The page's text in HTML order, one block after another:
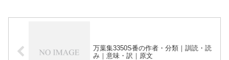
万葉集3350S番の作者・分類｜訓読・読
み｜意味・訳｜原文